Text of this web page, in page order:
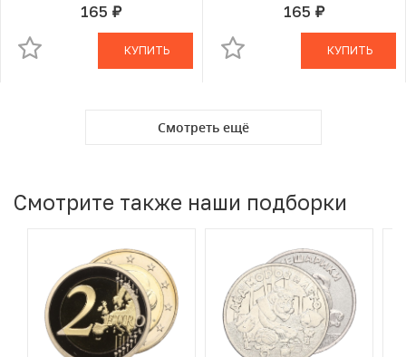
165 руб.В КОРЗИНЕ
КУПИТЬ
165 руб.В КОРЗИНЕ
КУПИТЬ
Смотреть ещё
Смотрите также наши подборки